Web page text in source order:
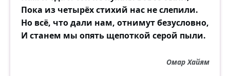
Пока из четырёх стихий нас не слепили.
Но всё, что дали нам, отнимут безусловно,
И станем мы опять щепоткой серой пыли.
Омар Хайям